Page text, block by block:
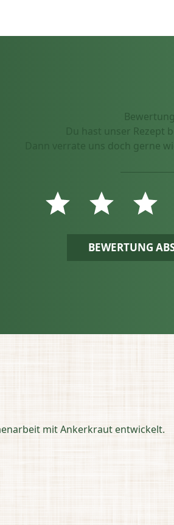
Du hast unser Rezept
Dann verrate uns doch gerne
BEWERTUNG
mit Ankerkraut entwickelt.